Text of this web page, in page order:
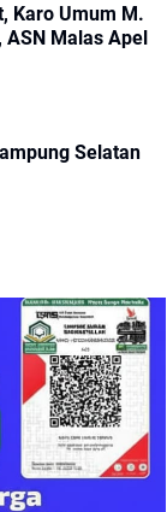
Karo Umum M.
Malas Apel
Selatan